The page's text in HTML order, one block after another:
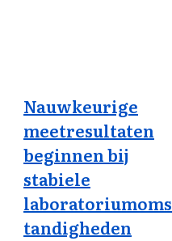
Nauwkeurige
meetresultaten
beginnen bij
stabiele
laboratoriumoms
tandigheden